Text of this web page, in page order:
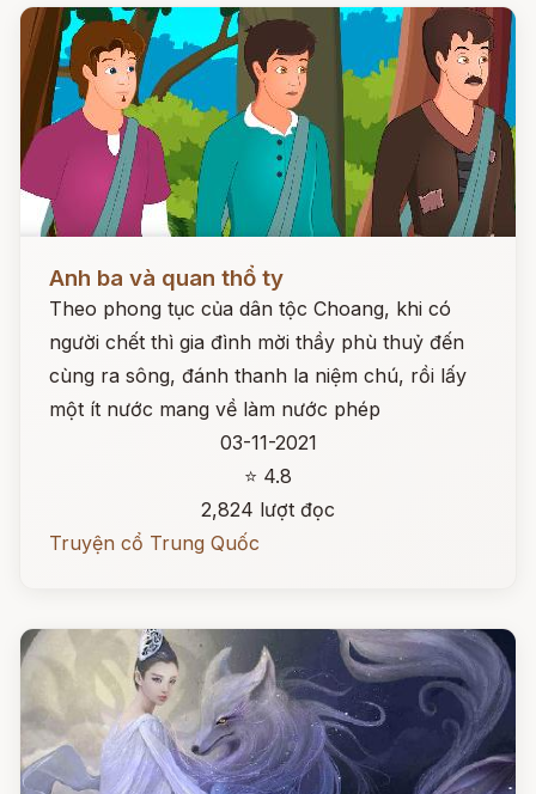
Anh ba và quan thổ ty
Theo phong tục của dân tộc Choang, khi có
người chết thì gia đình mời thầy phù thuỷ đến
cùng ra sông, đánh thanh la niệm chú, rồi lấy
một ít nước mang về làm nước phép
03-11-2021
⭐ 4.8
2,824 lượt đọc
Truyện cổ Trung Quốc